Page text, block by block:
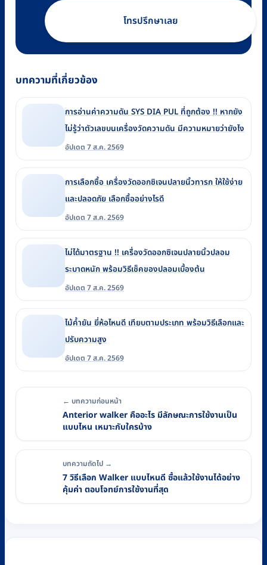
โทรปรึกษาเลย
บทความที่เกี่ยวข้อง
การอ่านค่าความดัน SYS DIA PUL ที่ถูกต้อง !! หากยัง
ไม่รู้ว่าตัวเลขบนเครื่องวัดความดัน มีความหมายว่ายังไง
อัปเดต 7 ส.ค. 2569
การเลือกซื้อ เครื่องวัดออกซิเจนปลายนิ้วทารก ให้ใช้ง่าย
และปลอดภัย เลือกซื้ออย่างไรดี
อัปเดต 7 ส.ค. 2569
ไม่ได้มาตรฐาน !! เครื่องวัดออกซิเจนปลายนิ้วปลอม
ระบาดหนัก พร้อมวิธีเช็คของปลอมเบื้องต้น
อัปเดต 7 ส.ค. 2569
ไม้ค้ำยัน ยี่ห้อไหนดี เทียบตามประเภท พร้อมวิธีเลือกและ
ปรับความสูง
อัปเดต 7 ส.ค. 2569
← บทความก่อนหน้า
Anterior walker คืออะไร มีลักษณะการใช้งานเป็น
แบบไหน เหมาะกับใครบ้าง
บทความถัดไป →
7 วิธีเลือก Walker แบบไหนดี ซื้อแล้วใช้งานได้อย่าง
คุ้มค่า ตอบโจทย์การใช้งานที่สุด